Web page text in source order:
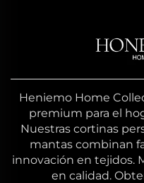
Heniemo Home
premium para el
Nuestras cortinas
mantas combinan
innovación en tejidos.
en calidad.